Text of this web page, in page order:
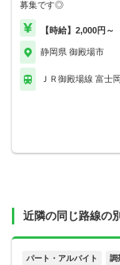
募集です◎
【時給】2,000円～
静岡県 御殿場市
ＪＲ御殿場線 富士
近隣の同じ路線の
パート・アルバイト 調